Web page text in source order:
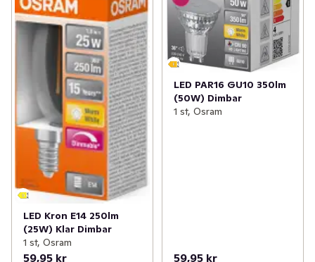
LED Kron E14 250lm
(25W) Klar Dimbar
1 st, Osram
59,95 kr
LED PAR16 GU10 350lm
(50W) Dimbar
1 st, Osram
59,95 kr